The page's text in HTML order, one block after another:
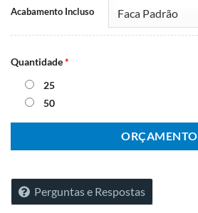
Acabamento Incluso
Quantidade*
25
50
ORÇAMENTO
Perguntas e Respostas